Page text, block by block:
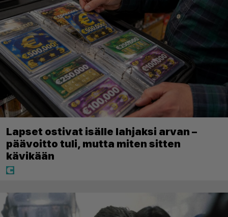
Lapset ostivat isälle lahjaksi arvan –
päävoitto tuli, mutta miten sitten
kävikään